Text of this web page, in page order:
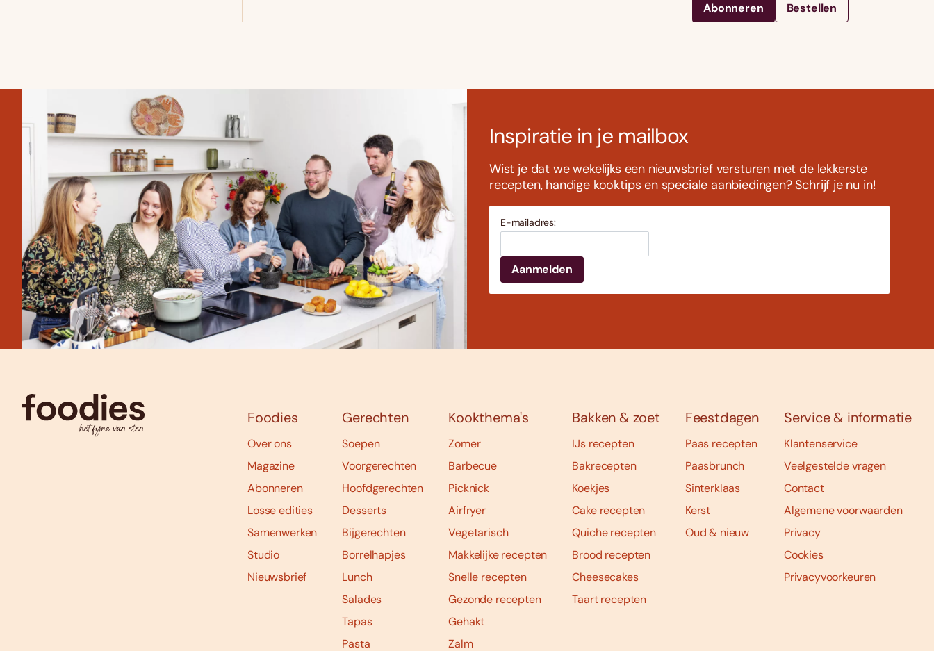
Abonneren Bestellen
Inspiratie in je mailbox
Wist je dat we wekelijks een nieuwsbrief versturen met de lekkerste
recepten, handige kooktips en speciale aanbiedingen? Schrijf je nu in!
E-mailadres:
Foodies
Over ons
Magazine
Abonneren
Losse edities
Samenwerken
Studio
Nieuwsbrief
Gerechten
Soepen
Voorgerechten
Hoofdgerechten
Desserts
Bijgerechten
Borrelhapjes
Lunch
Salades
Tapas
Pasta
Kookthema's
Zomer
Barbecue
Picknick
Airfryer
Vegetarisch
Makkelijke recepten
Snelle recepten
Gezonde recepten
Gehakt
Zalm
Bakken & zoet
IJs recepten
Bakrecepten
Koekjes
Cake recepten
Quiche recepten
Brood recepten
Cheesecakes
Taart recepten
Feestdagen
Paas recepten
Paasbrunch
Sinterklaas
Kerst
Oud & nieuw
Service & informatie
Klantenservice
Veelgestelde vragen
Contact
Algemene voorwaarden
Privacy
Cookies
Privacyvoorkeuren